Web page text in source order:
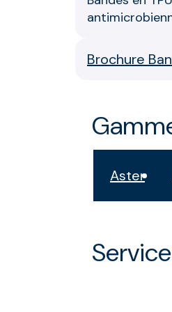
Brochure
Aster